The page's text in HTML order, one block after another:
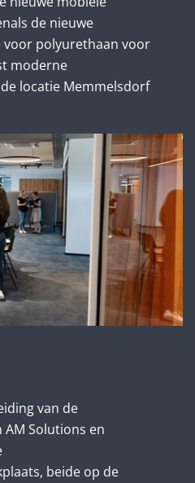
de nieuwe
polyurethaan voor
moderne
locatie Memmelsdorf
van de
Solutions en
beide op de